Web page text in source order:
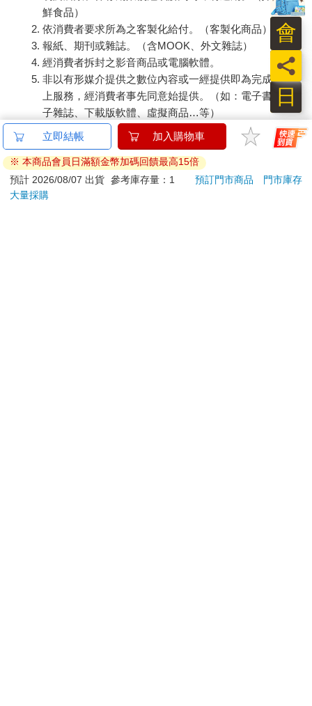
鮮食品）
依消費者要求所為之客製化給付。（客製化商品）
報紙、期刊或雜誌。（含MOOK、外文雜誌）
經消費者拆封之影音商品或電腦軟體。
非以有形媒介提供之數位內容或一經提供即為完成之線
上服務，經消費者事先同意始提供。（如：電子書、電
子雜誌、下載版軟體、虛擬商品…等）
已拆封之個人衛生用品。（如：內衣褲、刮鬍刀、除毛
若非上列種類商品，均享有到貨7天的猶豫期（含例假
日）。
辦理退換貨時，商品（組合商品恕無法接受單獨退貨）必須
立即結帳 加入購物車
※ 本商品會員日滿額金幣加碼回饋最高15倍
預計 2026/08/07 出貨 參考庫存量：1 預訂門市商品
門市庫存
大量採購
日
員
會